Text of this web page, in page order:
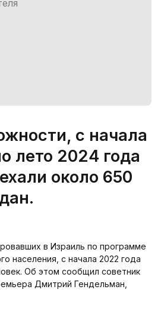
с начала
лето 2024 года
около 650
в Израиль по программе
населения, с начала 2022 года
Об этом сообщил советник
Дмитрий Гендельман,